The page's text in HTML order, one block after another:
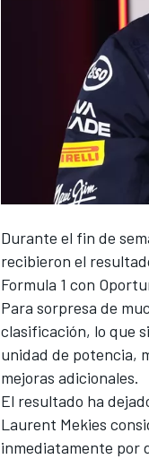
Durante el fin de
recibieron el
Formula 1 con
Para sorpresa de
clasificación, lo que
unidad de potencia,
mejoras adicionales.
El resultado ha
Laurent Mekies
inmediatamente por